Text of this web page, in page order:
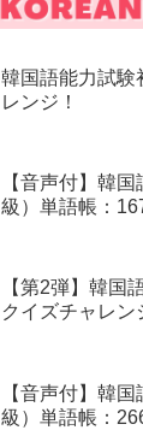
韓国語能力試験
レンジ！
【音声付】韓
級）単語帳：
【第2弾】韓国
クイズチャレン
【音声付】韓
級）単語帳：